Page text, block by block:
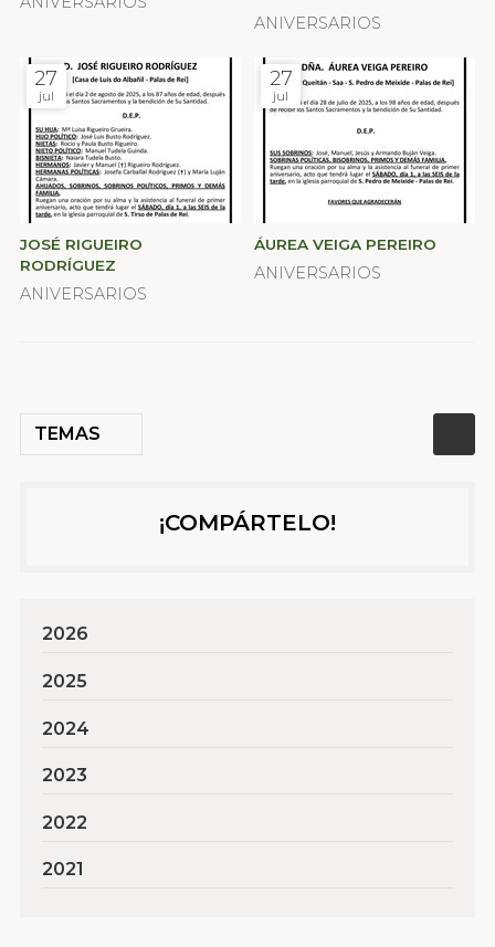
TEMAS
ANIVERSARIOS
27
jul
JOSÉ RIGUEIRO
RODRÍGUEZ
ANIVERSARIOS
27
jul
ÁUREA VEIGA PEREIRO
ANIVERSARIOS
¡COMPÁRTELO!
2026
2025
2024
2023
2022
2021